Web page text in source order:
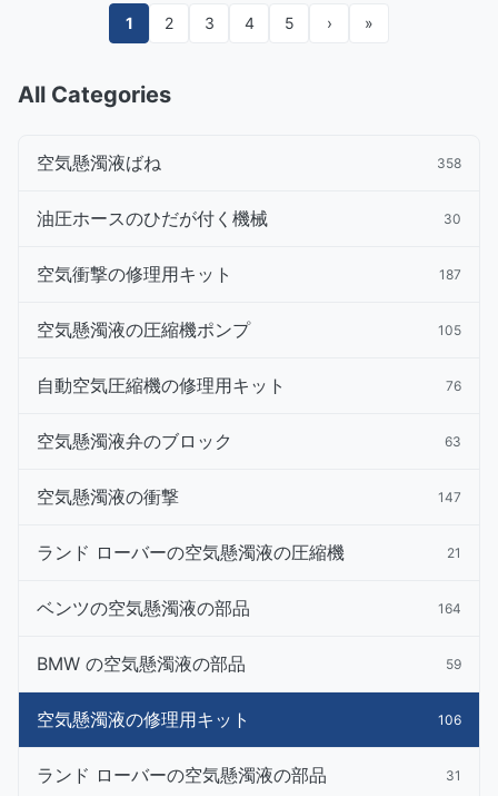
1 2 3 4 5 › »
All Categories
空気懸濁液ばね 358
油圧ホースのひだが付く機械 30
空気衝撃の修理用キット 187
空気懸濁液の圧縮機ポンプ 105
自動空気圧縮機の修理用キット 76
空気懸濁液弁のブロック 63
空気懸濁液の衝撃 147
ランド ローバーの空気懸濁液の圧縮機 21
ベンツの空気懸濁液の部品 164
BMW の空気懸濁液の部品 59
空気懸濁液の修理用キット 106
ランド ローバーの空気懸濁液の部品 31